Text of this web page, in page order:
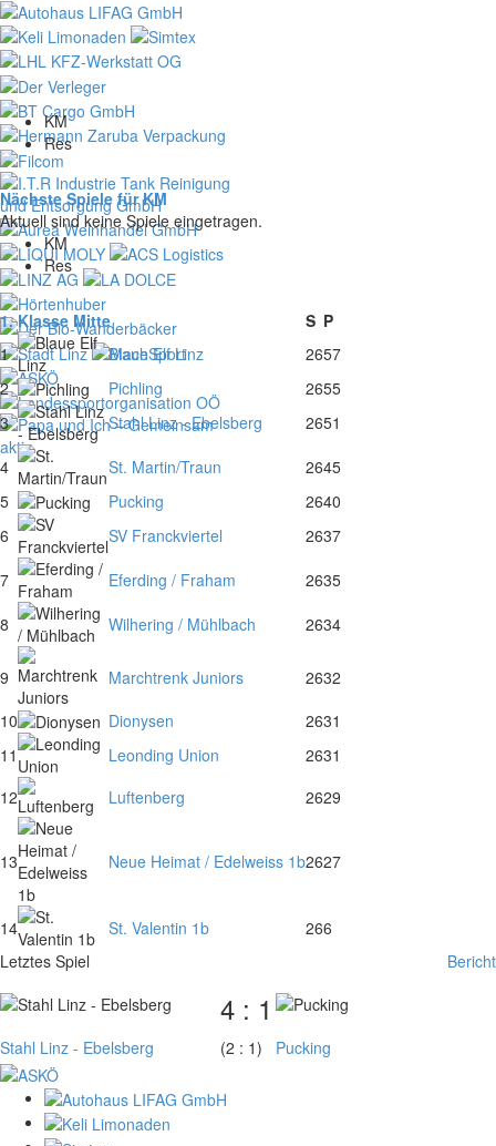
KM
Res
Nächste Spiele für KM
Aktuell sind keine Spiele eingetragen.
KM
Res
1. Klasse Mitte S P
1
Blaue Elf Linz 2657
2
Pichling 2655
3
Stahl Linz - Ebelsberg 2651
4
St. Martin/Traun 2645
5
Pucking 2640
6
SV Franckviertel 2637
7
Eferding / Fraham 2635
8
Wilhering / Mühlbach 2634
9 Marchtrenk Juniors 2632
10
Dionysen 2631
11
Leonding Union 2631
12
Luftenberg 2629
13 Neue Heimat / Edelweiss 1b2627
14 St. Valentin 1b 266
Letztes Spiel
Bericht
4 : 1
Stahl Linz - Ebelsberg (2 : 1) Pucking